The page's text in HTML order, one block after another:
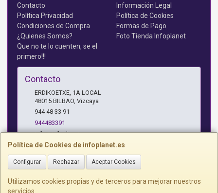
Política de Cookies de infoplanet.es
Configurar Rechazar Aceptar Cookies
Utilizamos cookies propias y de terceros para mejorar nuestros
servicios.
Contacto
Información Legal
Política Privacidad
Política de Cookies
Condiciones de Compra
Formas de Pago
¿Quienes Somos?
Foto Tienda Infoplanet
Que no te lo cuenten, se el
primero!!!
Contacto
ERDIKOETXE, 1A LOCAL
48015 BILBAO Vizcaya
944 48 33 91
944483391
info@infoplanet.es
Horario
10 A 14:15 H Y 17:15 A 19:30 H